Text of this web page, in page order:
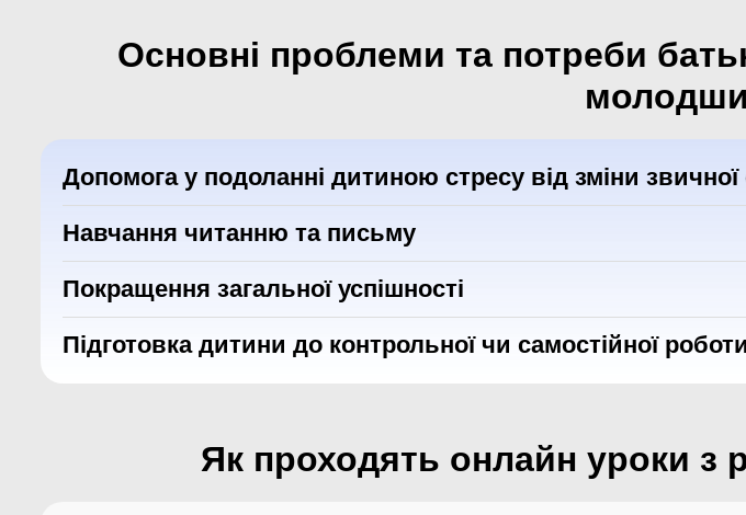
Основні проблеми та потреби
Допомога у подоланні дитиною стресу від зміни звичної
Навчання читанню та письму
Покращення загальної успішності
Підготовка дитини до контрольної чи самостійної роботи
Як проходять онлайн уроки з